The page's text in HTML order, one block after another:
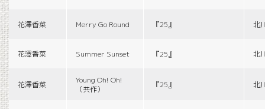
花澤香菜 Merry Go Round 『25』 北
花澤香菜 Summer Sunset 『25』 北
花澤香菜
Young Oh! Oh!
（共作）
『25』 北